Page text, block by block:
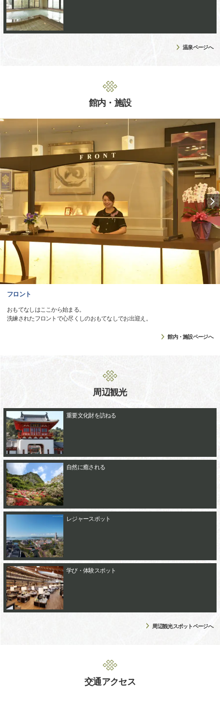
温泉ページへ
館内・施設
フロント
おもてなしはここから始まる。
洗練されたフロントで心尽くしのおもてなしでお出迎え。
館内・施設ページへ
周辺観光
重要文化財を訪ねる
自然に癒される
レジャースポット
学び・体験スポット
周辺観光スポットページへ
交通アクセス